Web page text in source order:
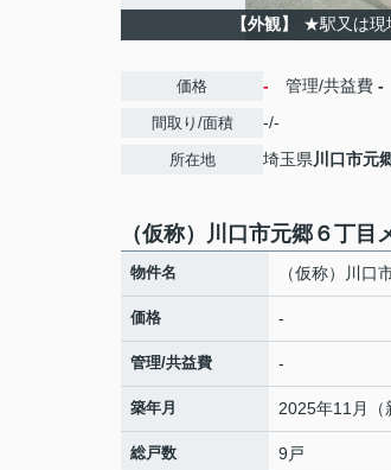
【外観】 ★駅又は現
価格 - 管理/共益費 -
間取り/面積 -/-
所在地 埼玉県川口市元
（仮称）川口市元郷６丁目
物件名 （仮称）川口
価格 -
管理/共益費 -
築年月 2025年11月（
総戸数 9戸